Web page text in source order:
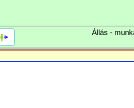
Állás -